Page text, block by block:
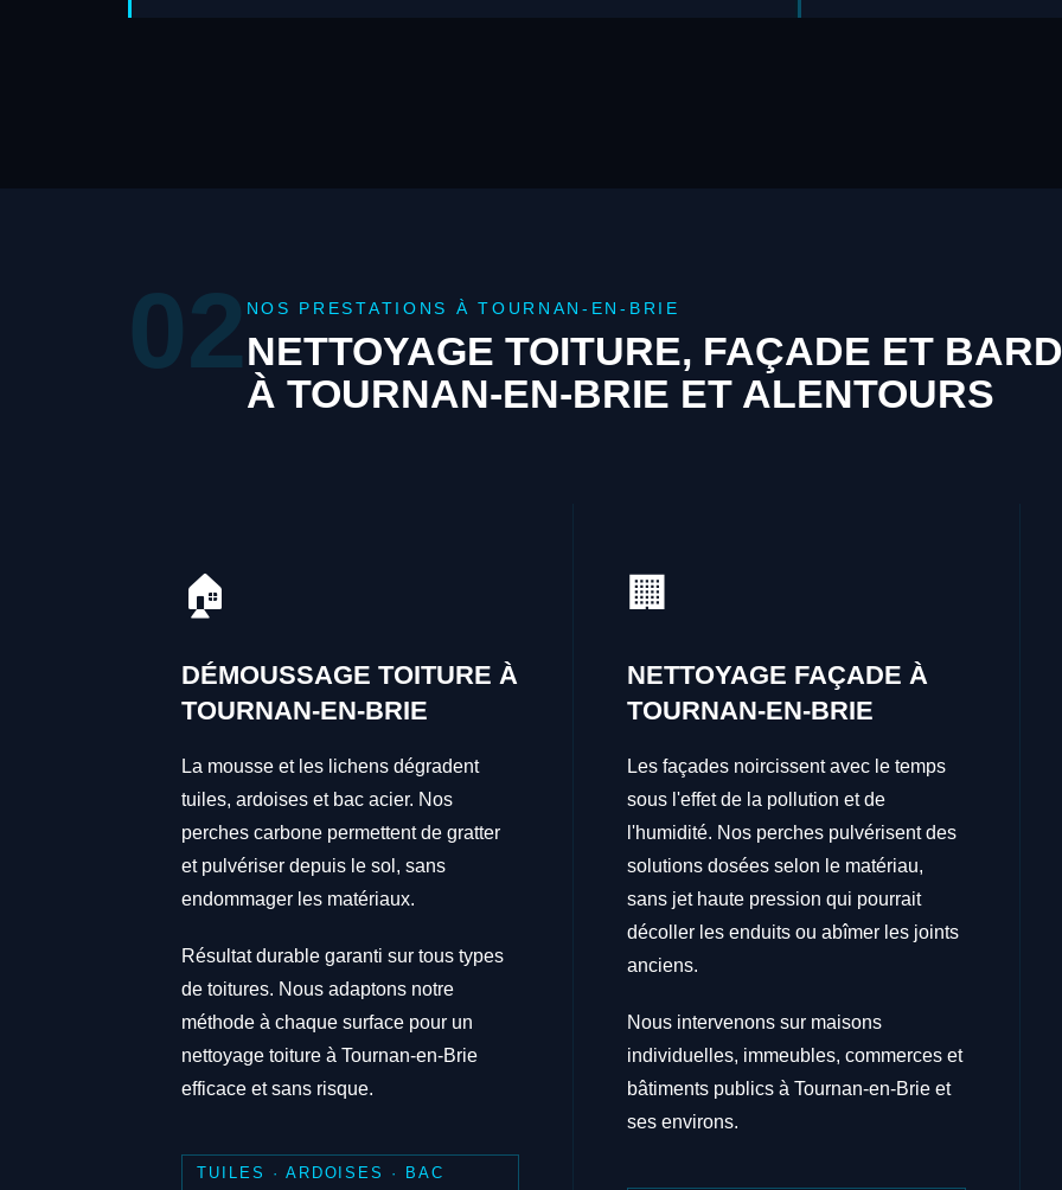
02 NOS PRESTATIONS À TOURNAN-EN-BRIE
NETTOYAGE TOITURE, FAÇADE ET
À TOURNAN-EN-BRIE ET ALENTOURS
🏠
DÉMOUSSAGE TOITURE À
TOURNAN-EN-BRIE
La mousse et les lichens dégradent
tuiles, ardoises et bac acier. Nos
perches carbone permettent de gratter
et pulvériser depuis le sol, sans
endommager les matériaux.
Résultat durable garanti sur tous types
de toitures. Nous adaptons notre
méthode à chaque surface pour un
nettoyage toiture à Tournan-en-Brie
efficace et sans risque.
TUILES · ARDOISES · BAC
🏢
NETTOYAGE FAÇADE À
TOURNAN-EN-BRIE
Les façades noircissent avec le temps
sous l'effet de la pollution et de
l'humidité. Nos perches pulvérisent des
solutions dosées selon le matériau,
sans jet haute pression qui pourrait
décoller les enduits ou abîmer les joints
anciens.
Nous intervenons sur maisons
individuelles, immeubles, commerces et
bâtiments publics à Tournan-en-Brie et
ses environs.